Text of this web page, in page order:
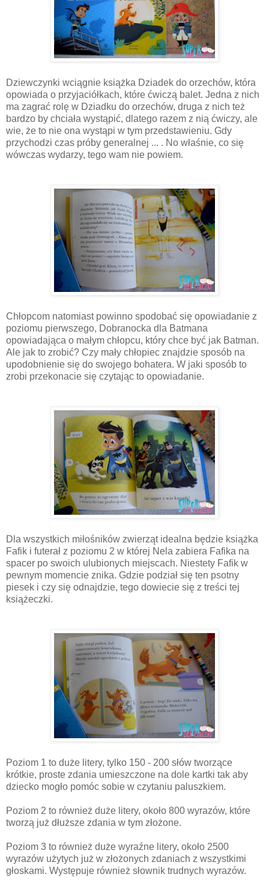
Dziewczynki wciągnie książka Dziadek do orzechów, która
opowiada o przyjaciółkach, które ćwiczą balet. Jedna z nich
ma zagrać rolę w Dziadku do orzechów, druga z nich też
bardzo by chciała wystąpić, dlatego razem z nią ćwiczy, ale
wie, że to nie ona wystąpi w tym przedstawieniu. Gdy
przychodzi czas próby generalnej ... . No właśnie, co się
wówczas wydarzy, tego wam nie powiem.
Chłopcom natomiast powinno spodobać się opowiadanie z
poziomu pierwszego, Dobranocka dla Batmana
opowiadająca o małym chłopcu, który chce być jak Batman.
Ale jak to zrobić? Czy mały chłopiec znajdzie sposób na
upodobnienie się do swojego bohatera. W jaki sposób to
zrobi przekonacie się czytając to opowiadanie.
Dla wszystkich miłośników zwierząt idealna będzie książka
Fafik i futerał z poziomu 2 w której Nela zabiera Fafika na
spacer po swoich ulubionych miejscach. Niestety Fafik w
pewnym momencie znika. Gdzie podział się ten psotny
piesek i czy się odnajdzie, tego dowiecie się z treści tej
książeczki.
Poziom 1 to duże litery, tylko 150 - 200 słów tworzące
krótkie, proste zdania umieszczone na dole kartki tak aby
dziecko mogło pomóc sobie w czytaniu paluszkiem.
Poziom 2 to również duże litery, około 800 wyrazów, które
tworzą już dłuższe zdania w tym złożone.
Poziom 3 to również duże wyraźne litery, około 2500
wyrazów użytych już w złożonych zdaniach z wszystkimi
głoskami. Występuje również słownik trudnych wyrazów.